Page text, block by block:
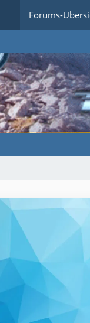
Forums-